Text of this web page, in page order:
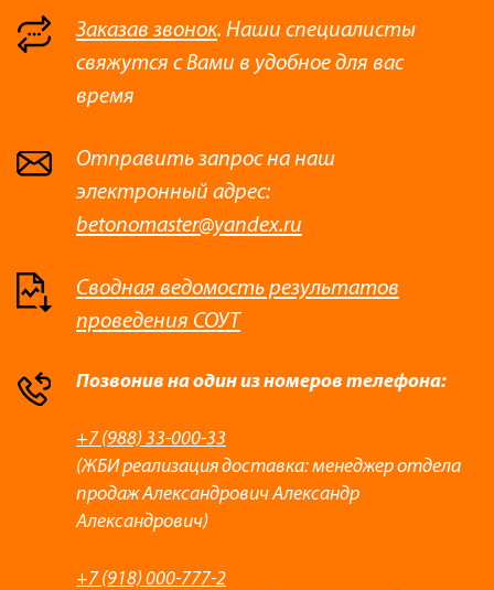
Заказав звонок. Наши специалисты
свяжутся с Вами в удобное для вас
время
Отправить запрос на наш
электронный адрес:
betonomaster@yandex.ru
Сводная ведомость результатов
проведения СОУТ
Позвонив на один из номеров телефона:
+7 (988) 33-000-33
(ЖБИ реализация доставка: менеджер отдела
продаж Александрович Александр
Александрович)
+7 (918) 000-777-2